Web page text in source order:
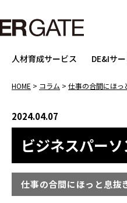
人材育成サービス DE&Iサ
HOME > コラム > 仕事の合間にほっ
2024.04.07
ビジネスパー
仕事の合間にほっと息抜